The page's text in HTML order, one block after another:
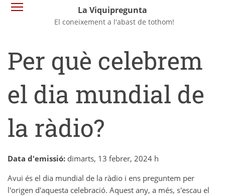
Vés
La Viquipregunta
El coneixement a l'abast de tothom!
Commuta la visibilitat del menú
Per què celebrem
el dia mundial de
la ràdio?
Data d'emissió: dimarts, 13 febrer, 2024 h
Avui és el dia mundial de la ràdio i ens preguntem per
l'origen d'aquesta celebració. Aquest any, a més, s'escau el